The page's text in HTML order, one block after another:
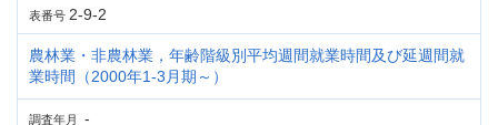
表番号 2-9-2
農林業・非農林業，年齢階級別平均週間就業時間及び延週間就
業時間（2000年1-3月期～）
調査年月 -